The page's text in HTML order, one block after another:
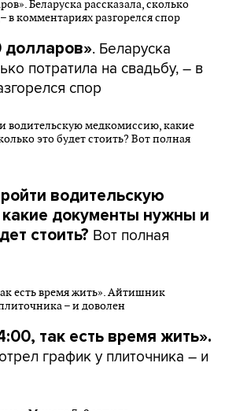
. Беларуска
потратила на свадьбу, – в
спор
водительскую
документы нужны и
стоить? Вот полная
так есть время жить».
график у плиточника – и